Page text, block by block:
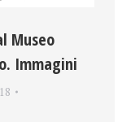
Museo
Immagini